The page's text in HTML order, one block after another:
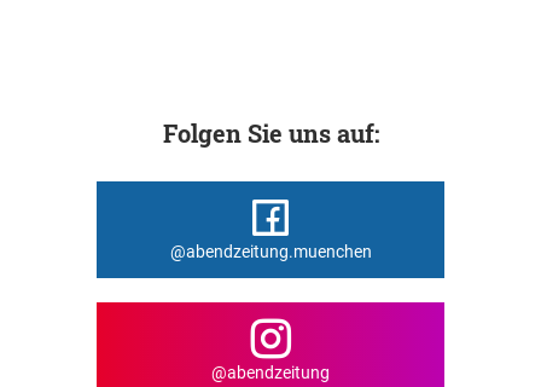
Folgen Sie uns auf:
@abendzeitung.muenchen
@abendzeitung